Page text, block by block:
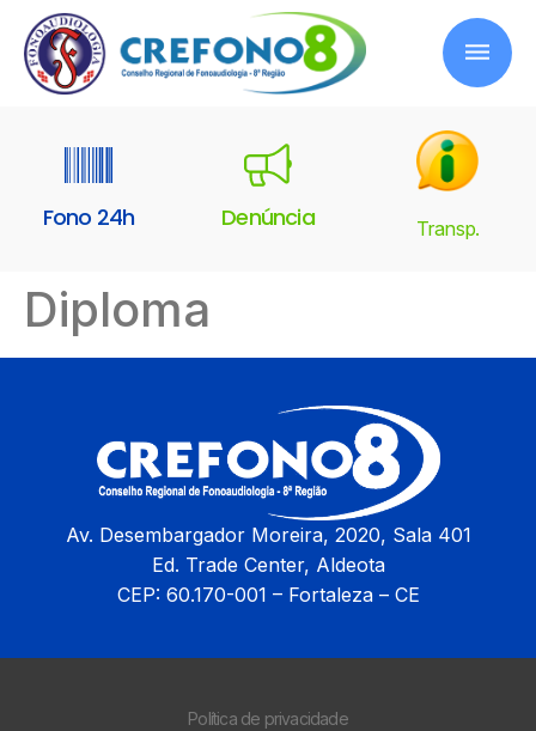
Fono 24h Denúncia Transp.
Diploma
Av. Desembargador Moreira, 2020, Sala 401
Ed. Trade Center, Aldeota
CEP: 60.170-001 – Fortaleza – CE
Política de privacidade